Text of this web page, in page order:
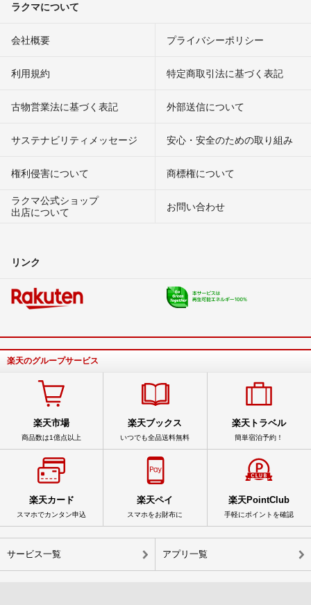
ラクマについて
会社概要 プライバシーポリシー
利用規約 特定商取引法に基づく表記
古物営業法に基づく表記 外部送信について
サステナビリティメッセージ 安心・安全のための取り組み
権利侵害について
商標権について
ラクマ公式ショップ
出店について
お問い合わせ
リンク
楽天のグループサービス
楽天市場
商品数は1億点以上
楽天ブックス
いつでも全品送料無料
楽天トラベル
簡単宿泊予約！
楽天カード
スマホでカンタン申込
楽天ペイ
スマホをお財布に
楽天PointClub
手軽にポイントを確認
サービス一覧 アプリ一覧